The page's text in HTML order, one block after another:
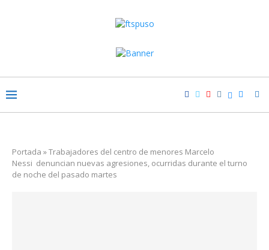
Portada »Trabajadores del centro de menores Marcelo
Nessi denuncian nuevas agresiones, ocurridas durante el turno
de noche del pasado martes